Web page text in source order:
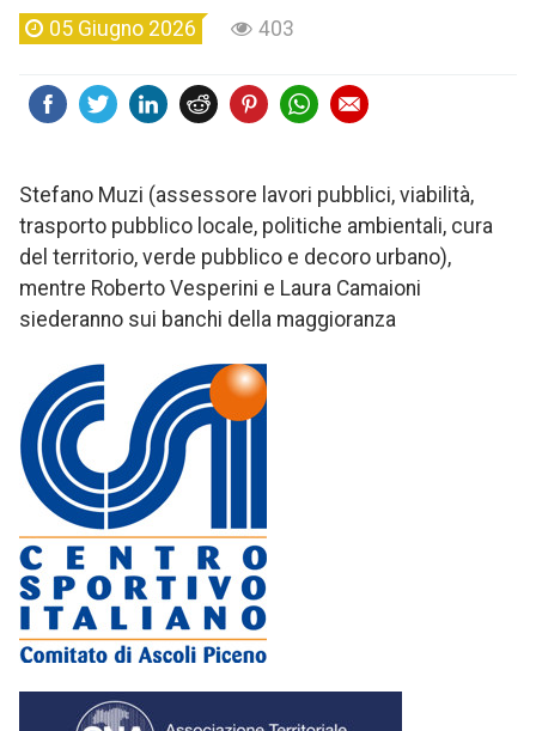
05 Giugno 2026 403
Stefano Muzi (assessore lavori pubblici, viabilità,
trasporto pubblico locale, politiche ambientali, cura
del territorio, verde pubblico e decoro urbano),
mentre Roberto Vesperini e Laura Camaioni
siederanno sui banchi della maggioranza